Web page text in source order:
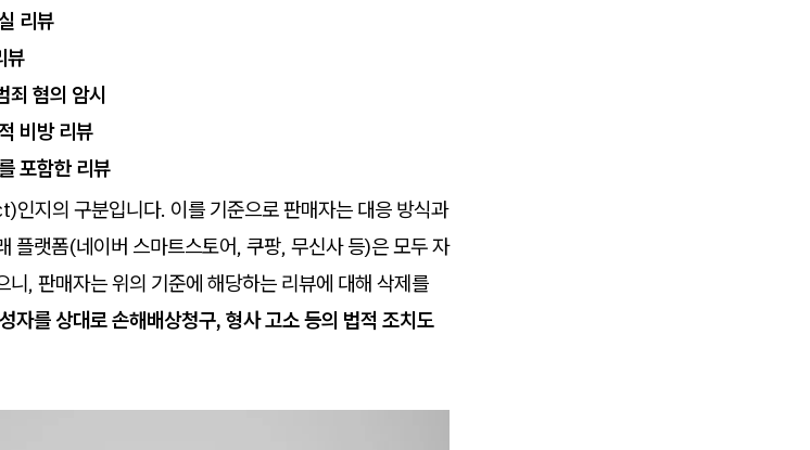
리뷰
뷰
죄 혐의 암시
비방 리뷰
포함한 리뷰
지의 구분입니다. 이를 기준으로 판매자는 대응 방식과
플랫폼(네이버 스마트스토어, 쿠팡, 무신사 등)은 모두 자
, 판매자는 위의 기준에 해당하는 리뷰에 대해 삭제를
자를 상대로 손해배상청구, 형사 고소 등의 법적 조치도